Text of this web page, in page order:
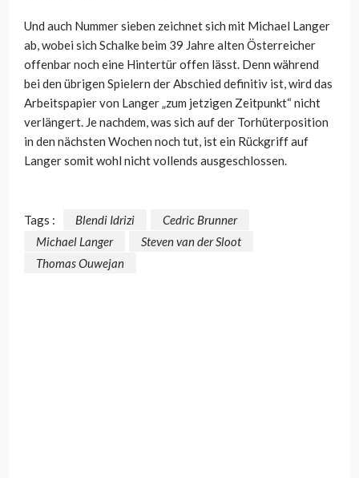
Und auch Nummer sieben zeichnet sich mit Michael Langer
ab, wobei sich Schalke beim 39 Jahre alten Österreicher
offenbar noch eine Hintertür offen lässt. Denn während
bei den übrigen Spielern der Abschied definitiv ist, wird das
Arbeitspapier von Langer „zum jetzigen Zeitpunkt“ nicht
verlängert. Je nachdem, was sich auf der Torhüterposition
in den nächsten Wochen noch tut, ist ein Rückgriff auf
Langer somit wohl nicht vollends ausgeschlossen.
Tags : Blendi Idrizi
Cedric Brunner
Michael Langer
Steven van der Sloot
Thomas Ouwejan